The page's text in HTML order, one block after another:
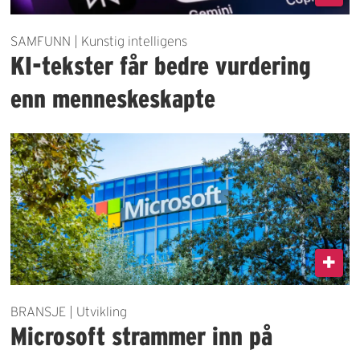
SAMFUNN | Kunstig intelligens
KI-tekster får bedre vurdering
enn menneskeskapte
BRANSJE | Utvikling
Microsoft strammer inn på